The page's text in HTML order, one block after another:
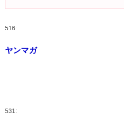
516:
ヤンマガ
531: